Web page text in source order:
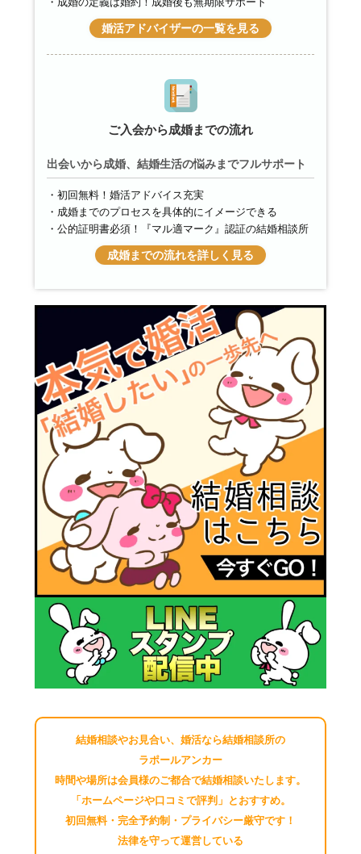
婚活アドバイザーの一覧を見る
ご入会から成婚までの流れ
出会いから成婚、結婚生活の悩みまでフルサポート
初回無料！婚活アドバイス充実
成婚までのプロセスを具体的にイメージできる
公的証明書必須！『マル適マーク』認証の結婚相談所
成婚までの流れを詳しく見る
結婚相談やお見合い、婚活なら結婚相談所の
ラポールアンカー
時間や場所は会員様のご都合で結婚相談いたします。
「ホームページや口コミで評判」とおすすめ。
初回無料・完全予約制・プライバシー厳守です！
法律を守って運営している